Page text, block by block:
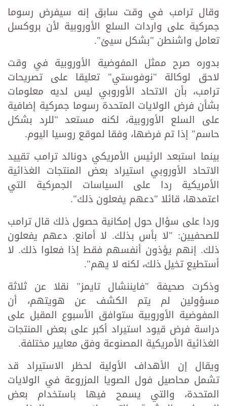
وقال ترامب في وقت سابق إنه سيفرض رسوما
جمركية على واردات السلع الأوروبية لأن بروكسل
تعامل واشنطن "بشكل سيئ".
بدوره صرح ممثل المفوضية الأوروبية في وقت
لاحق لوكالة "نوفوستي" تعليقا على تصريحات
ترامب، بأن الاتحاد الأوروبي ليس لديه معلومات
بشأن فرض الولايات المتحدة رسوما جمركية إضافية
على السلع الأوروبية، لكنه مستعد "للرد بشكل
حاسم" إذا تم فرضها، وفقا لموقع روسيا اليوم.
بينما استبعد الرئيس الأمريكي دونالد ترامب تقييد
الاتحاد الأوروبي استيراد بعض المنتجات الغذائية
الأمريكية ردا على السياسات الجمركية التي
اعتمدها، قائلا "دعهم يفعلون ذلك".
وردا على سؤال حول إمكانية حصول ذلك قال ترامب
للصحفيين: "لا بأس بذلك. لا أمانع. دعهم يفعلون
ذلك. إنهم يؤذون أنفسهم فقط إذا فعلوا ذلك. لا
أستطيع تخيل ذلك، لكنه لا يهم".
وذكرت صحيفة "فايننشال تايمز" نقلا عن ثلاثة
مسؤولين لم يتم الكشف عن هويتهم، أن
المفوضية الأوروبية ستوافق الأسبوع المقبل على
دراسة فرض قيود استيراد أكبر على بعض المنتجات
الغذائية الأمريكية المصنوعة وفق معايير مختلفة.
ويقال إن الأهداف الأولية لحظر الاستيراد قد
تشمل محاصيل فول الصويا المزروعة في الولايات
المتحدة، والتي يسمح فيها باستخدام بعض